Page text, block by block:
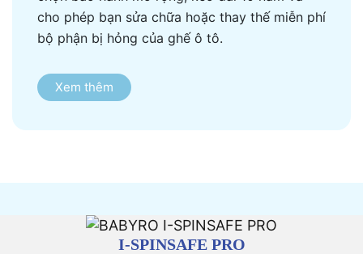
cho phép bạn sửa chữa hoặc thay thế miễn phí
bộ phận bị hỏng của ghế ô tô.
Xem thêm
I-SPINSAFE PRO